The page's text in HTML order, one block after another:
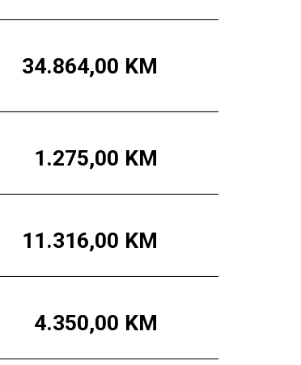
34.864,00 KM
1.275,00 KM
11.316,00 KM
4.350,00 KM